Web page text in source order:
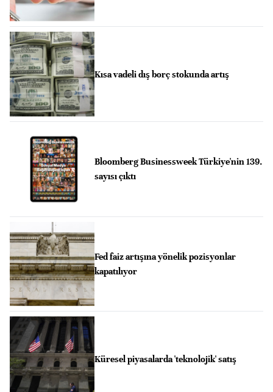
Kısa vadeli dış borç stokunda artış
Bloomberg Businessweek Türkiye'nin 139.
sayısı çıktı
Fed faiz artışına yönelik pozisyonlar
kapatılıyor
Küresel piyasalarda 'teknolojik' satış